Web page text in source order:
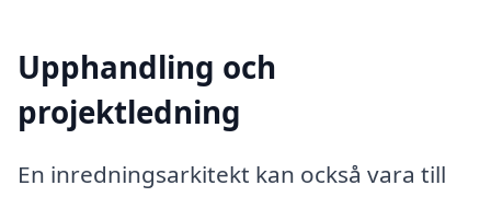
Upphandling och
projektledning
En inredningsarkitekt kan också vara till